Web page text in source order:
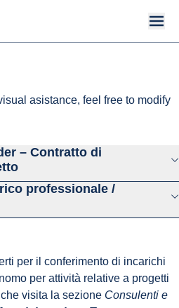
asistance, feel free to modify
– Contratto di
professionale /
per il conferimento di incarichi
per attività relative a progetti
visita la sezione Consulenti e